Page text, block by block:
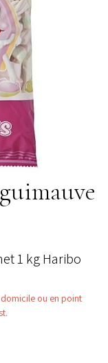
1 kg Haribo
ou en point